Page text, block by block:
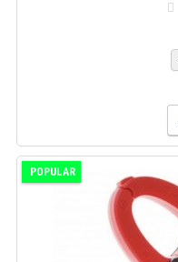
POPULAR